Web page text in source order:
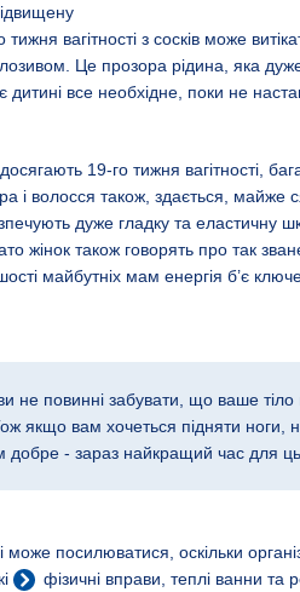
тижня вагітності з сосків може
Це прозора рідина, яка
все необхідне, поки не
19-го тижня вагітності,
і волосся також, здається, майже
дуже гладку та еластичну
жінок також говорять про так
майбутніх мам енергія б’є
не повинні забувати, що ваше
якщо вам хочеться підняти ноги,
добре - зараз найкращий час для
може посилюватися, оскільки
фізичні вправи , теплі ванни та